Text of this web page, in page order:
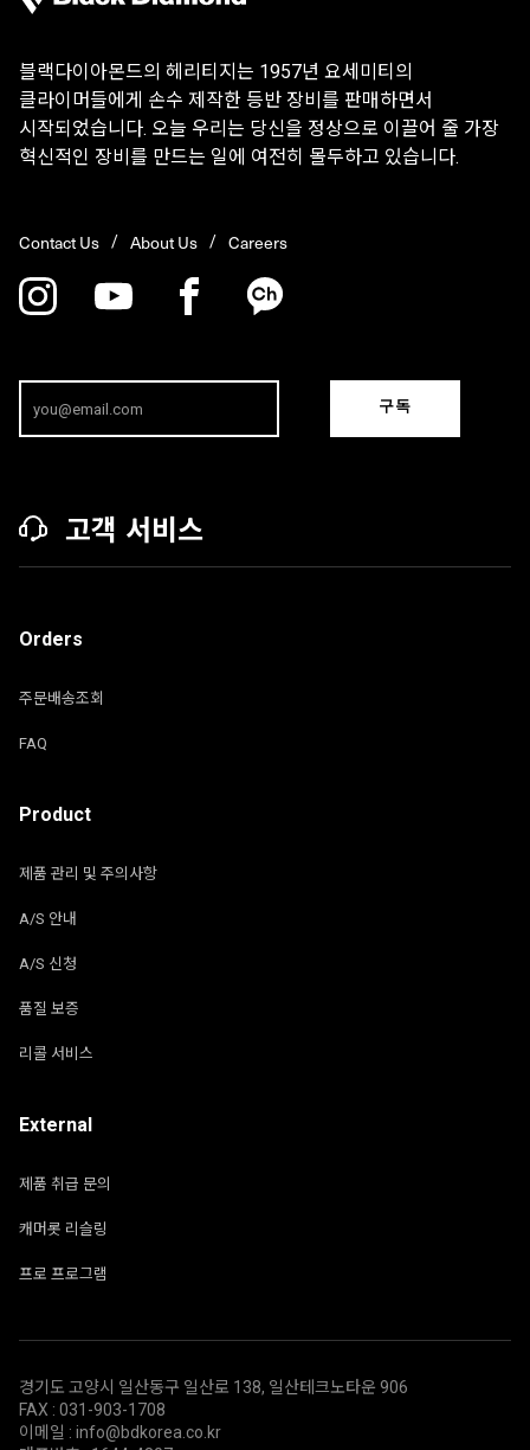
블랙다이아몬드의 헤리티지는 1957년 요세미티의
클라이머들에게 손수 제작한 등반 장비를 판매하면서
시작되었습니다. 오늘 우리는 당신을 정상으로 이끌어 줄 가장
혁신적인 장비를 만드는 일에 여전히 몰두하고 있습니다.
Contact Us About Us Careers
구독
고객 서비스
Orders
주문배송조회
FAQ
Product
제품 관리 및 주의사항
A/S 안내
A/S 신청
품질 보증
리콜 서비스
External
제품 취급 문의
캐머롯 리슬링
프로 프로그램
경기도 고양시 일산동구 일산로 138, 일산테크노타운 906
FAX : 031-903-1708
이메일 : info@bdkorea.co.kr